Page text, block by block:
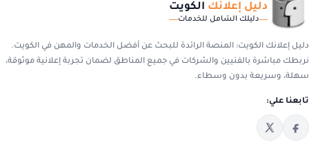
دليل إعلانك الكويت
دليلك الشامل للخدمات
دليل إعلانك الكويت: المنصة الرائدة للبحث عن أفضل الخدمات والمهن في الكويت.
نربطك مباشرة بالفنيين والشركات في جميع المناطق لضمان تجربة إعلانية موثوقة،
سهلة، وسريعة بدون وسطاء.
تابعنا علي: